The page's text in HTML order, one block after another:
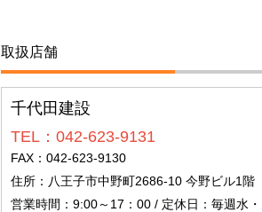
取扱店舗
千代田建設
TEL：042-623-9131
FAX：042-623-9130
住所：八王子市中野町2686-10 今野ビル1階
営業時間：9:00～17：00 / 定休日：毎週